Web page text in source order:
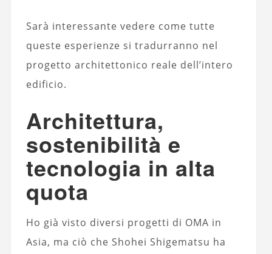
Sarà interessante vedere come tutte
queste esperienze si tradurranno nel
progetto architettonico reale dell’intero
edificio.
Architettura,
sostenibilità e
tecnologia in alta
quota
Ho già visto diversi progetti di OMA in
Asia, ma ciò che Shohei Shigematsu ha